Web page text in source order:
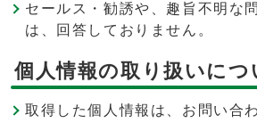
セールス・勧誘や、趣旨不明な
は、回答しておりません。
個人情報の取り扱いにつ
取得した個人情報は、お問い合